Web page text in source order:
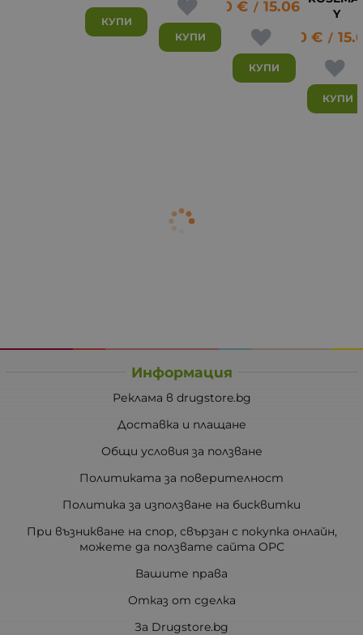
КУПИ
КУПИ
7.70 € / 15.06 лв.
КУПИ
Y
7.70 € /
КУПИ
Информация
Реклама в drugstore.bg
Доставка и плащане
Общи условия за ползване
Политиката за поверителност
Политика за използване на бисквитки
При възникване на спор, свързан с покупка онлайн,
можете да ползвате сайта ОРС
Вашите права
Отказ от сделка
За Drugstore.bg